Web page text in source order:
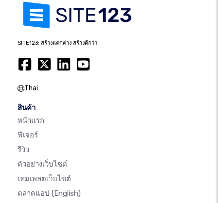
SITE123: สร้างแตกต่าง สร้างดีกว่า
Thai
สินค้า
หน้าแรก
ฟีเจอร์
รีวิว
ตัวอย่างเว็บไซต์
เทมเพลตเว็บไซต์
ตลาดแอป (English)